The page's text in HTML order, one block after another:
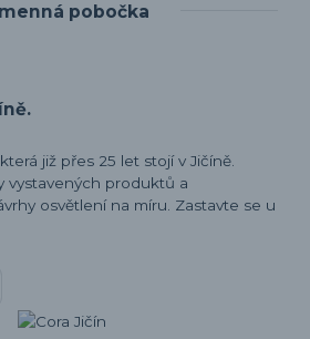
pobočka
již přes 25 let stojí v Jičíně.
vystavených produktů a
osvětlení na míru. Zastavte se u